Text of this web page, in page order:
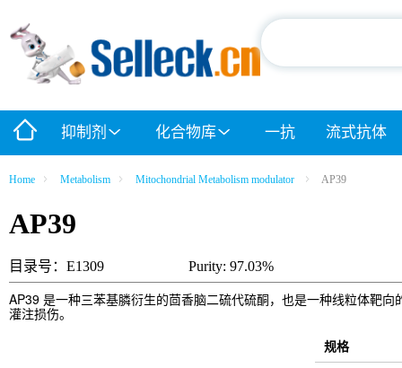
抑制剂 化合物库 一抗 流式抗体
Home Metabolism Mitochondrial Metabolism modulator AP39
AP39
目录号：E1309 Purity: 97.03%
AP39 是一种三苯基膦衍生的茴香脑二硫代硫酮，也是一种线粒体靶
灌注损伤。
规格